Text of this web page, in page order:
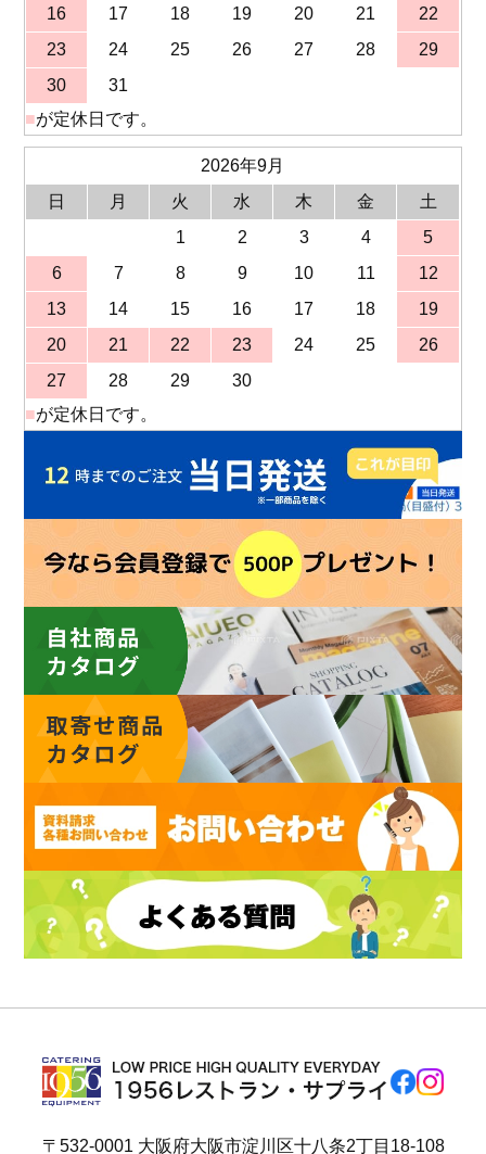
16
17 18 19 20 21
22
23
24 25 26 27 28
29
30
31
■が定休日です。
2026年9月
日
月 火 水 木 金
土
1
2 3 4
5
6
7 8 9 10 11
12
13
14 15 16 17 18
19
20
21 22 23 24 25
26
27
28 29
30
■が定休日です。
〒532-0001 大阪府大阪市淀川区十八条2丁目18-108